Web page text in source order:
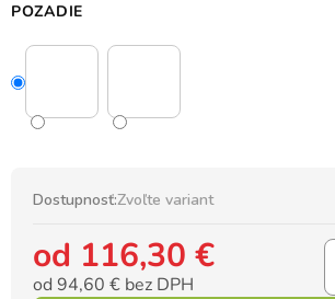
POZADIE
Dostupnosť:Zvoľte variant
od 116,30 €
od 94,60 € bez DPH